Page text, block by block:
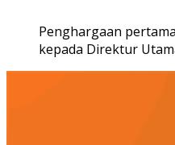
Penghargaan
kepada Direktur